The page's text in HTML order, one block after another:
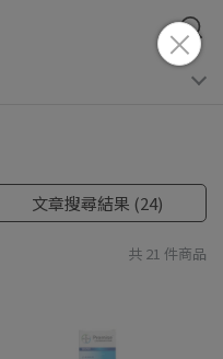
文章搜尋結果 (24)
共 21 件商品